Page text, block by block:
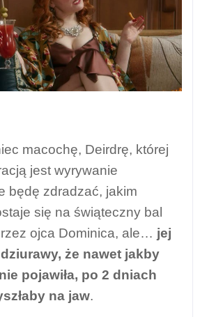
macochę, Deirdrę, której
jest wyrywanie
będę zdradzać, jakim
się na świąteczny bal
ojca Dominica, ale… jej
że nawet jakby
pojawiła, po 2 dniach
na jaw.